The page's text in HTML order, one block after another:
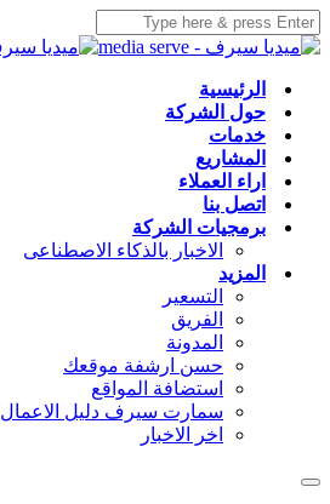
الرئيسية
حول الشركة
خدمات
المشاريع
اراء العملاء
اتصل بنا
برمجيات الشركة
الاخبار بالذكاء الاصطناعى
المزيد
التسعير
الفريق
المدونة
حسن ارشفة موقعك
استضافة المواقع
سمارت سيرف دليل الاعمال
اخر الاخبار